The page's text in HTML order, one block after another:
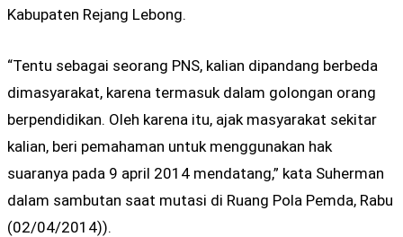
Kabupaten Rejang Lebong.
“Tentu sebagai seorang PNS, kalian dipandang berbeda
dimasyarakat, karena termasuk dalam golongan orang
berpendidikan. Oleh karena itu, ajak masyarakat sekitar
kalian, beri pemahaman untuk menggunakan hak
suaranya pada 9 april 2014 mendatang,” kata Suherman
dalam sambutan saat mutasi di Ruang Pola Pemda, Rabu
(02/04/2014)).